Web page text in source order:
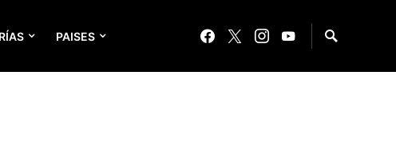
PAISES